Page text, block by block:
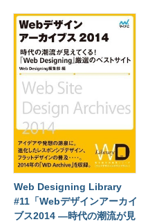
Web Designing Library
#11「Webデザインアーカイ
ブス2014 ―時代の潮流が見